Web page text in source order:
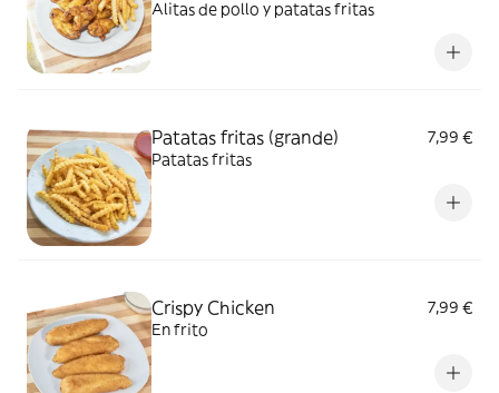
Alitas de pollo y patatas fritas
Patatas fritas (grande)
7,99 €
Patatas fritas
Crispy Chicken
7,99 €
En frito